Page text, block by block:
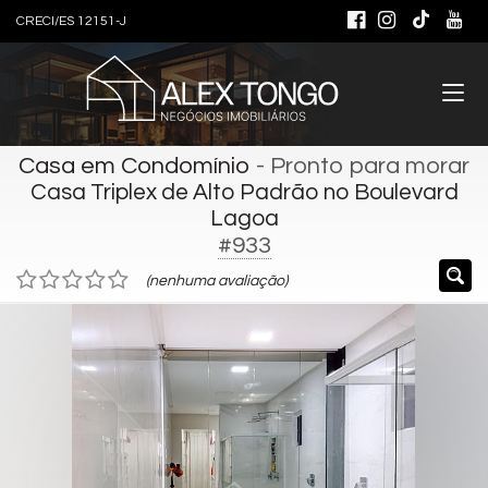
CRECI/ES 12151-J
Casa em Condomínio - Pronto para morar
Casa Triplex de Alto Padrão no Boulevard
Lagoa
#933
(nenhuma avaliação)